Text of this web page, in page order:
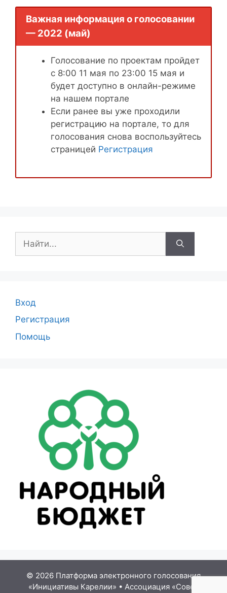
Важная информация о голосовании
— 2022 (май)
Голосование по проектам пройдет
с 8:00 11 мая по 23:00 15 мая и
будет доступно в онлайн-режиме
на нашем портале
Если ранее вы уже проходили
регистрацию на портале, то для
голосования снова воспользуйтесь
страницей Регистрация
Вход
Регистрация
Помощь
© 2026 Платформа электронного голосования
«Инициативы Карелии» • Ассоциация «Совет